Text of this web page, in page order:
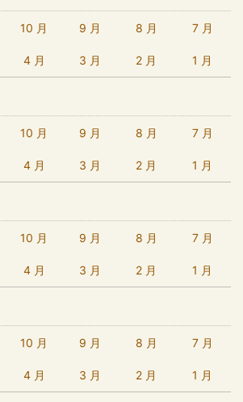
10 月 9 月 8 月 7 月
4 月 3 月 2 月 1 月
10 月 9 月 8 月 7 月
4 月 3 月 2 月 1 月
10 月 9 月 8 月 7 月
4 月 3 月 2 月 1 月
10 月 9 月 8 月 7 月
4 月 3 月 2 月 1 月